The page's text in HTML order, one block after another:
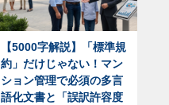
【5000字解説】「標準規
約」だけじゃない！マン
ション管理で必須の多言
語化文書と「誤訳許容度